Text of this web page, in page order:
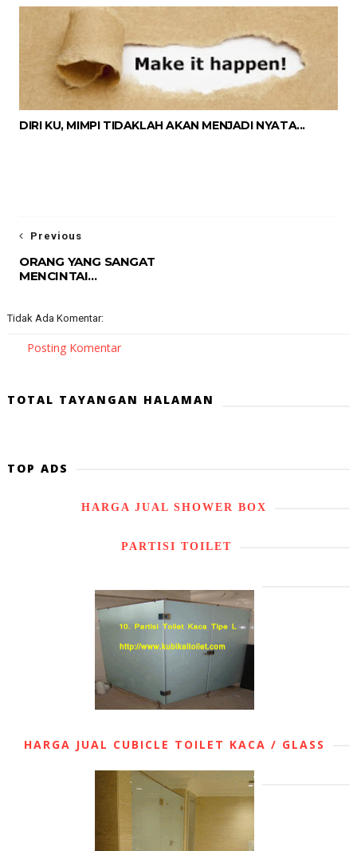
DIRI KU, MIMPI TIDAKLAH AKAN MENJADI NYATA...
Previous
ORANG YANG SANGAT
MENCINTAI...
Tidak Ada Komentar:
Posting Komentar
TOTAL TAYANGAN HALAMAN
TOP ADS
HARGA JUAL SHOWER BOX
PARTISI TOILET
HARGA JUAL CUBICLE TOILET KACA / GLASS